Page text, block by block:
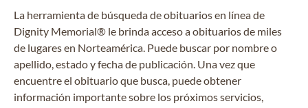
La herramienta de búsqueda de obituarios en línea de
Dignity Memorial® le brinda acceso a obituarios de miles
de lugares en Norteamérica. Puede buscar por nombre o
apellido, estado y fecha de publicación. Una vez que
encuentre el obituario que busca, puede obtener
información importante sobre los próximos servicios,